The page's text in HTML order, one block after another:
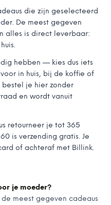
die zijn geselecteerd
De meest gegeven
alles is direct leverbaar:
hebben — kies dus iets
in huis, bij de koffie of
bestel je hier zonder
en wordt vanuit
retourneer je tot 365
is verzending gratis. Je
of achteraf met Billink.
je moeder?
meest gegeven cadeaus